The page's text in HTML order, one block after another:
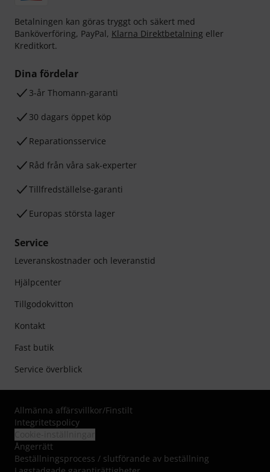
Betalningen kan göras tryggt och säkert med
Banköverföring, PayPal, Klarna Direktbetalning eller
Kreditkort.
Dina fördelar
3-år Thomann-garanti
30 dagars öppet köp
Reparationsservice
Råd från våra sak-experter
Tillfredställelse-garanti
Europas största lager
Service
Leveranskostnader och leveranstid
Hjälpcenter
Tillgodokvitton
Kontakt
Fast butik
Service överblick
Allmänna affärsvillkor/Finstilt
Integritetspolicy
Ångerrätt
Beställningsprocess / slutförande av beställning